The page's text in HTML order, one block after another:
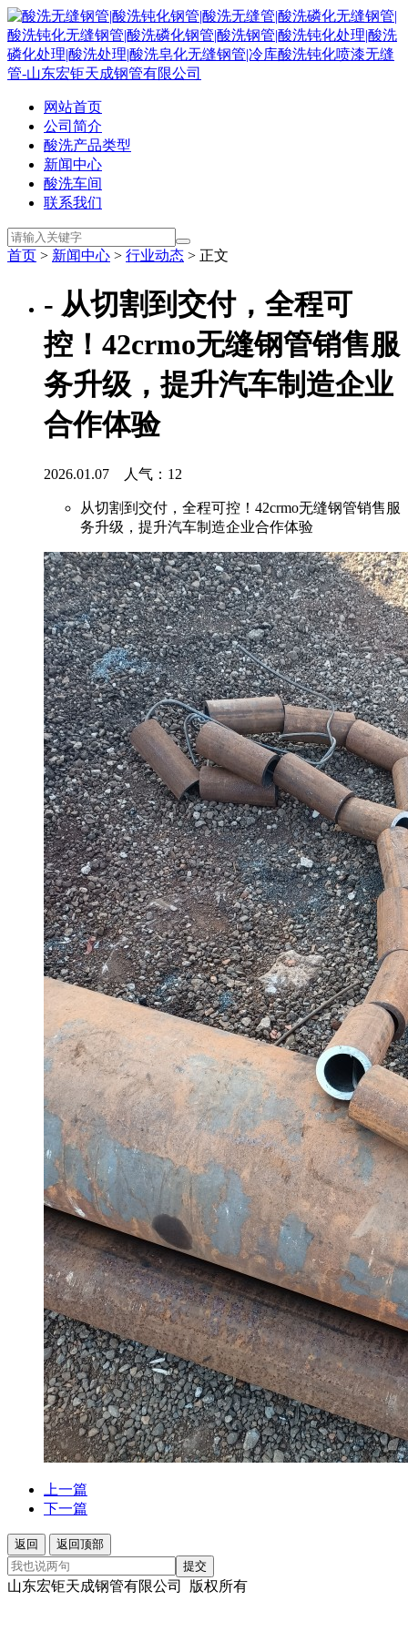
网站首页
公司简介
酸洗产品类型
新闻中心
酸洗车间
联系我们
首页 > 新闻中心 > 行业动态 > 正文
- 从切割到交付，全程可
控！42crmo无缝钢管销售服
务升级，提升汽车制造企业
合作体验
2026.01.07 人气： 12
从切割到交付，全程可控！42crmo无缝钢管销售服
务升级，提升汽车制造企业合作体验
上一篇
下一篇
返回
返回顶部
提交
山东宏钜天成钢管有限公司 版权所有